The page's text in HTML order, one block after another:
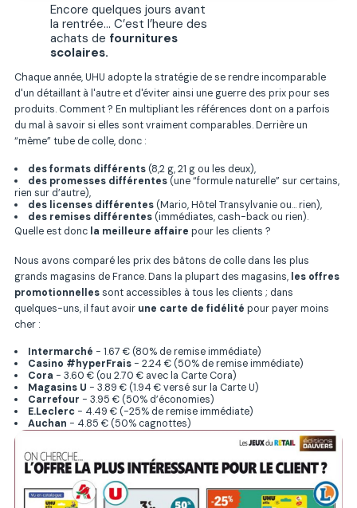
Encore quelques jours avant
la rentrée… C’est l’heure des
achats de fournitures
scolaires.
Chaque année, UHU adopte la stratégie de se rendre incomparable
d'un détaillant à l'autre et d'éviter ainsi une guerre des prix pour ses
produits. Comment ? En multipliant les références dont on a parfois
du mal à savoir si elles sont vraiment comparables. Derrière un
“même” tube de colle, donc :
des formats différents(8,2 g, 21 g ou les deux),
des promesses différentes(une “formule naturelle” sur certains,
rien sur d’autre),
des licenses différentes(Mario, Hôtel Transylvanie ou… rien),
des remises différentes(immédiates, cash-back ou rien).
Quelle est donc la meilleure affaire pour les clients ?
Nous avons comparé les prix des bâtons de colle dans les plus
grands magasins de France. Dans la plupart des magasins, les offres
promotionnellessont accessibles à tous les clients ; dans
quelques-uns, il faut avoir une carte de fidélité pour payer moins
cher :
Intermarché - 1.67 € (80% de remise immédiate)
Casino #hyperFrais - 2.24 € (50% de remise immédiate)
Cora - 3.60 € (ou 2.70 € avec la Carte Cora)
Magasins U - 3.89 € (1.94 € versé sur la Carte U)
Carrefour - 3.95 € (50% d’économies)
E.Leclerc - 4.49 € (-25% de remise immédiate)
Auchan - 4.85 € (50% cagnottes)